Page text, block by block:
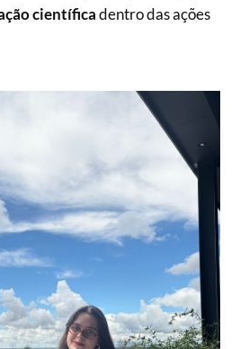
científicadentro das ações